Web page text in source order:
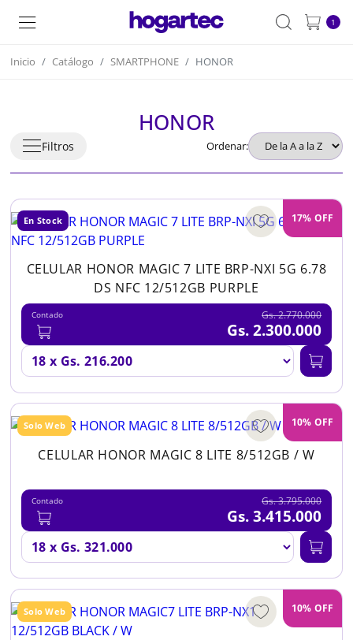
1
Inicio Catálogo SMARTPHONE HONOR
HONOR
Filtros Ordenar:
17% OFF
En Stock
CELULAR HONOR MAGIC 7 LITE BRP-NXI 5G 6.78
DS NFC 12/512GB PURPLE
Contado Gs. 2.770.000
Gs. 2.300.000
10% OFF
Solo Web
CELULAR HONOR MAGIC 8 LITE 8/512GB / W
Contado Gs. 3.795.000
Gs. 3.415.000
10% OFF
Solo Web